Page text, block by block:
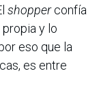
shopperconfía
y lo
eso que la
es entre